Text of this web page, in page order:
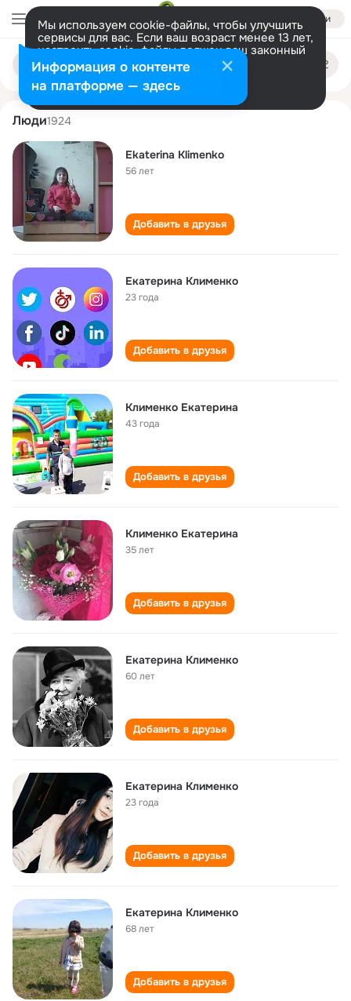
Войти
Мы используем cookie-файлы, чтобы улучшить
сервисы для вас. Если ваш возраст менее 13 лет,
настроить cookie-файлы должен ваш законный
представитель. Больше информации
Разрешить все Настроить
Поиск
людям
ekaterina klimenko
Люди1924
Ekaterina Klimenko
56 лет
Добавить в друзья
Екатерина Клименко
23 года
Добавить в друзья
Клименко Екатерина
43 года
Добавить в друзья
Клименко Екатерина
35 лет
Добавить в друзья
Екатерина Клименко
60 лет
Добавить в друзья
Екатерина Клименко
23 года
Добавить в друзья
Екатерина Клименко
68 лет
Добавить в друзья
Информация о контенте
на платформе — здесь